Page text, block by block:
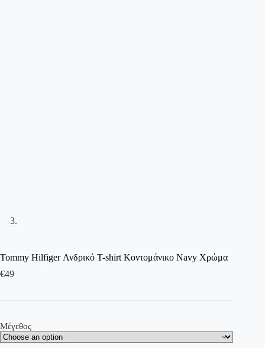
Tommy Hilfiger Ανδρικό T-shirt Κοντομάνικο Navy Χρώμα
€49
Μέγεθος